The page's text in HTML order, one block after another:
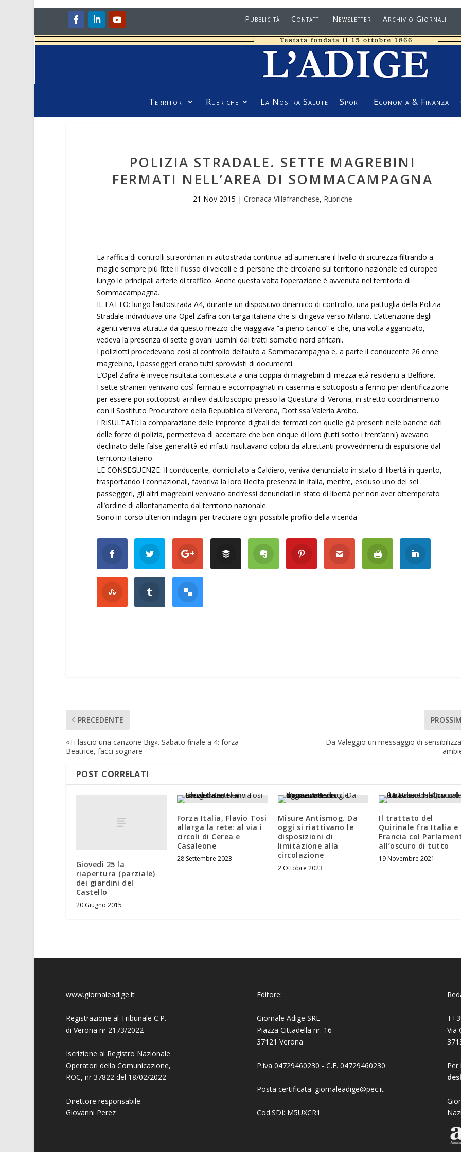
Pubblicità Contatti Newsletter Archivio Giornali
Territori Rubriche La Nostra Salute Sport Economia & Finanza
POLIZIA STRADALE. SETTE MAGREBINI
FERMATI NELL’AREA DI SOMMACAMPAGNA
21 Nov 2015 | Cronaca Villafranchese, Rubriche
La raffica di controlli straordinari in autostrada continua ad aumentare il livello di sicurezza filtrando a
maglie sempre più fitte il flusso di veicoli e di persone che circolano sul territorio nazionale ed europeo
lungo le principali arterie di traffico. Anche questa volta l’operazione è avvenuta nel territorio di
Sommacampagna.
IL FATTO: lungo l’autostrada A4, durante un dispositivo dinamico di controllo, una pattuglia della Polizia
Stradale individuava una Opel Zafira con targa italiana che si dirigeva verso Milano. L’attenzione degli
agenti veniva attratta da questo mezzo che viaggiava “a pieno carico” e che, una volta agganciato,
vedeva la presenza di sette giovani uomini dai tratti somatici nord africani.
I poliziotti procedevano così al controllo dell’auto a Sommacampagna e, a parte il conducente 26 enne
magrebino, i passeggeri erano tutti sprovvisti di documenti.
L’Opel Zafira è invece risultata cointestata a una coppia di magrebini di mezza età residenti a Belfiore.
I sette stranieri venivano così fermati e accompagnati in caserma e sottoposti a fermo per identificazione
per essere poi sottoposti ai rilievi dattiloscopici presso la Questura di Verona, in stretto coordinamento
con il Sostituto Procuratore della Repubblica di Verona, Dott.ssa Valeria Ardito.
I RISULTATI: la comparazione delle impronte digitali dei fermati con quelle già presenti nelle banche dati
delle forze di polizia, permetteva di accertare che ben cinque di loro (tutti sotto i trent’anni) avevano
declinato delle false generalità ed infatti risultavano colpiti da altrettanti provvedimenti di espulsione dal
territorio italiano.
LE CONSEGUENZE: Il conducente, domiciliato a Caldiero, veniva denunciato in stato di libertà in quanto,
trasportando i connazionali, favoriva la loro illecita presenza in Italia, mentre, escluso uno dei sei
passeggeri, gli altri magrebini venivano anch’essi denunciati in stato di libertà per non aver ottemperato
all’ordine di allontanamento dal territorio nazionale.
Sono in corso ulteriori indagini per tracciare ogni possibile profilo della vicenda
PRECEDENTE
«Ti lascio una canzone Big». Sabato finale a 4: forza
Beatrice, facci sognare
Da Valeggio un messaggio di
POST CORRELATI
Giovedì 25 la
riapertura (parziale)
dei giardini del
Castello
20 Giugno 2015
Forza Italia, Flavio Tosi
allarga la rete: al via i
circoli di Cerea e
Casaleone
28 Settembre 2023
Misure Antismog. Da
oggi si riattivano le
disposizioni di
limitazione alla
circolazione
2 Ottobre 2023
Il trattato del
Quirinale fra Italia e
Francia col
all’oscuro di tutto
19 Novembre 2021
www.giornaleadige.it
Registrazione al Tribunale C.P.
di Verona nr 2173/2022
Iscrizione al Registro Nazionale
Operatori della Comunicazione,
ROC, nr 37822 del 18/02/2022
Direttore responsabile:
Giovanni Perez
Editore:
Giornale Adige SRL
Piazza Cittadella nr. 16
37121 Verona
P.iva 04729460230 - C.F. 04729460230
Posta certificata: giornaleadige@pec.it
Cod.SDI: M5UXCR1
Via
Per